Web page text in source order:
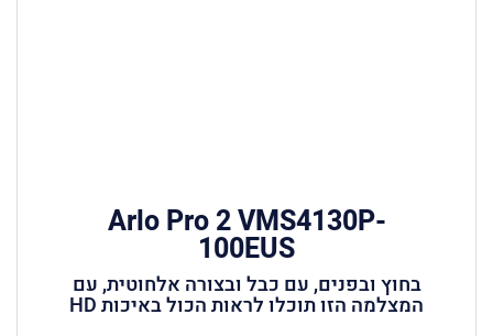
Arlo Pro 2 VMS4130P-
100EUS
בחוץ ובפנים, עם כבל ובצורה אלחוטית, עם
המצלמה הזו תוכלו לראות הכול באיכות HD